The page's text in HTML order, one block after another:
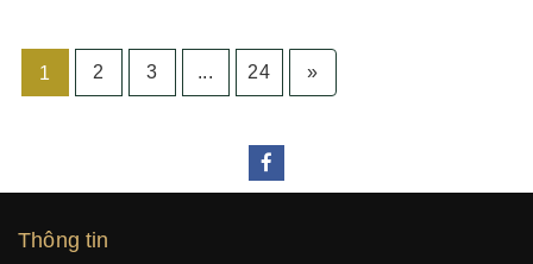
1 2 3 ... 24 »
Thông tin